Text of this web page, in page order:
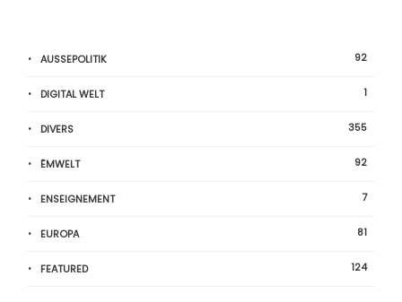
AUSSEPOLITIK 92
DIGITAL WELT 1
DIVERS 355
ËMWELT 92
ENSEIGNEMENT 7
EUROPA 81
FEATURED 124